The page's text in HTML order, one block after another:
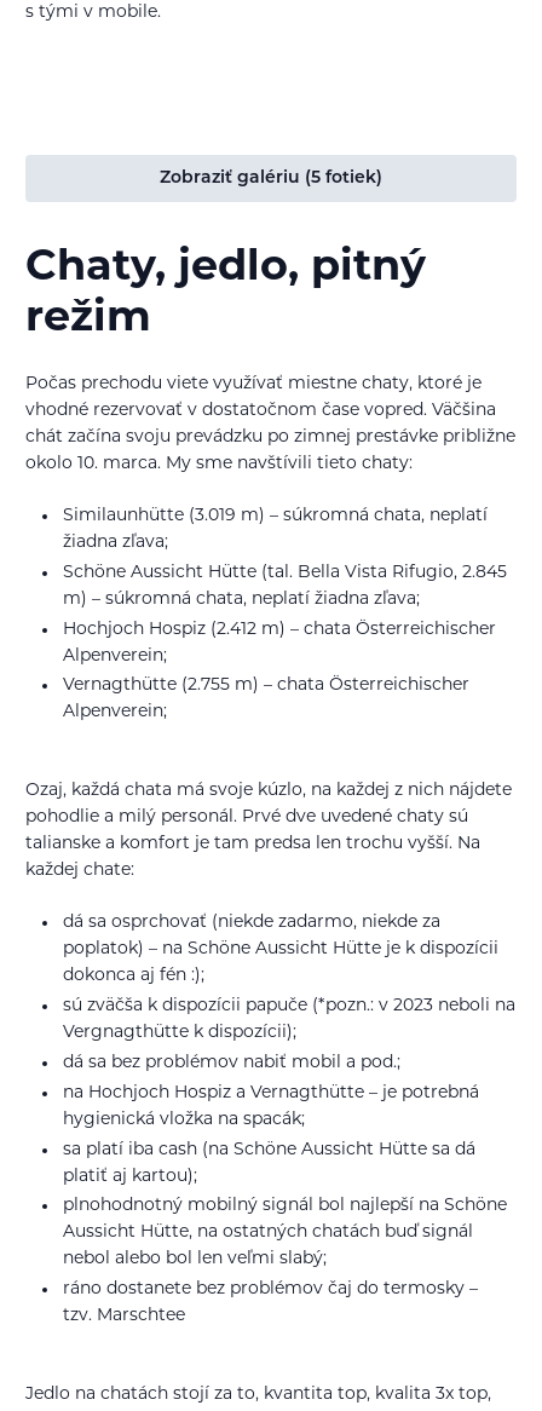
s tými v mobile.
Zobraziť galériu (5 fotiek)
Chaty, jedlo, pitný
režim
Počas prechodu viete využívať miestne chaty, ktoré je
vhodné rezervovať v dostatočnom čase vopred. Väčšina
chát začína svoju prevádzku po zimnej prestávke približne
okolo 10. marca. My sme navštívili tieto chaty:
Similaunhütte (3.019 m) – súkromná chata, neplatí
žiadna zľava;
Schöne Aussicht Hütte (tal. Bella Vista Rifugio, 2.845
m) – súkromná chata, neplatí žiadna zľava;
Hochjoch Hospiz (2.412 m) – chata Österreichischer
Alpenverein;
Vernagthütte (2.755 m) – chata Österreichischer
Alpenverein;
Ozaj, každá chata má svoje kúzlo, na každej z nich nájdete
pohodlie a milý personál. Prvé dve uvedené chaty sú
talianske a komfort je tam predsa len trochu vyšší. Na
každej chate:
dá sa osprchovať (niekde zadarmo, niekde za
poplatok) – na Schöne Aussicht Hütte je k dispozícii
dokonca aj fén :);
sú zväčša k dispozícii papuče (*pozn.: v 2023 neboli na
Vergnagthütte k dispozícii);
dá sa bez problémov nabiť mobil a pod.;
na Hochjoch Hospiz a Vernagthütte – je potrebná
hygienická vložka na spacák;
sa platí iba cash (na Schöne Aussicht Hütte sa dá
platiť aj kartou);
plnohodnotný mobilný signál bol najlepší na Schöne
Aussicht Hütte, na ostatných chatách buď signál
nebol alebo bol len veľmi slabý;
ráno dostanete bez problémov čaj do termosky –
tzv. Marschtee
Jedlo na chatách stojí za to, kvantita top, kvalita 3x top,